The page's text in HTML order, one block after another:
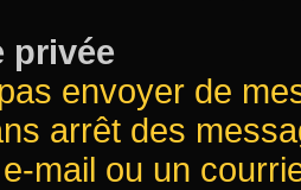
privée
envoyer de
arrêt des
mail ou un